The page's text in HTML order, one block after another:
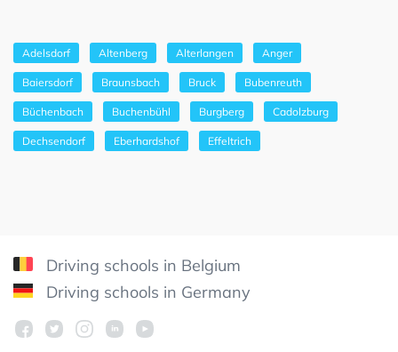
Adelsdorf Altenberg Alterlangen Anger
Baiersdorf Braunsbach Bruck Bubenreuth
Büchenbach Buchenbühl Burgberg Cadolzburg
Dechsendorf Eberhardshof Effeltrich
Driving schools in Belgium
Driving schools in Germany